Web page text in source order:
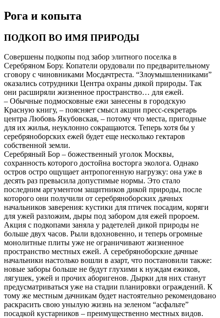
Рога и копыта
ПОДКОП ВО ИМЯ ПРИРОДЫ
Совершены подкопы под забор элитного поселка в
Серебряном Бору. Копатели орудовали по предварительному
сговору с чиновниками Мосдачтреста. “Злоумышленниками”
оказались сотрудники Центра охраны дикой природы. Так
они расширяли жизненное пространство… для ежей.
– Обычные подмосковные ежи занесены в городскую
Красную книгу, – поясняет смысл акции пресс-секретарь
центра Любовь Якубовская, – потому что места, пригодные
для их жилья, неуклонно сокращаются. Теперь хотя бы у
серебряноборских ежей будет еще несколько гектаров
собственной земли.
Серебряный Бор – божественный уголок Москвы,
сохранность которого достойна восторга эколога. Однако
остров остро ощущает антропогенную нагрузку: она уже в
десять раз превысила допустимые нормы. Это стало
последним аргументом защитников дикой природы, после
которого они получили от серебряноборских дачных
начальников заверения: кустики для птичек посадим, коряги
для ужей разложим, дыры под забором для ежей пророем.
Акция с подкопами заняла у радетелей дикой природы не
больше двух часов. Рыли вдохновенно, и теперь огромные
монолитные плиты уже не ограничивают жизненное
пространство местных ежей. А серебряноборские дачные
начальники настолько вошли в азарт, что постановили также:
новые заборы больше не будут глухими к нуждам ежиков,
лягушек, ужей и прочих аборигенов. Дырки для них станут
предусматриваться уже на стадии планировки ограждений. К
тому же местным дачникам будет настоятельно рекомендовано
раскрасить свою унылую жизнь на зеленом “асфальте”
посадкой кустарников – преимущественно местных видов.